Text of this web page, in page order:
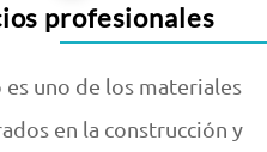
profesionales
uno de los materiales
en la construcción y